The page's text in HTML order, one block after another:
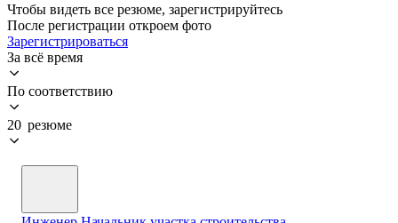
Чтобы видеть все резюме, зарегистрируйтесь
После регистрации откроем фото
Зарегистрироваться
За всё время
По соответствию
20 резюме